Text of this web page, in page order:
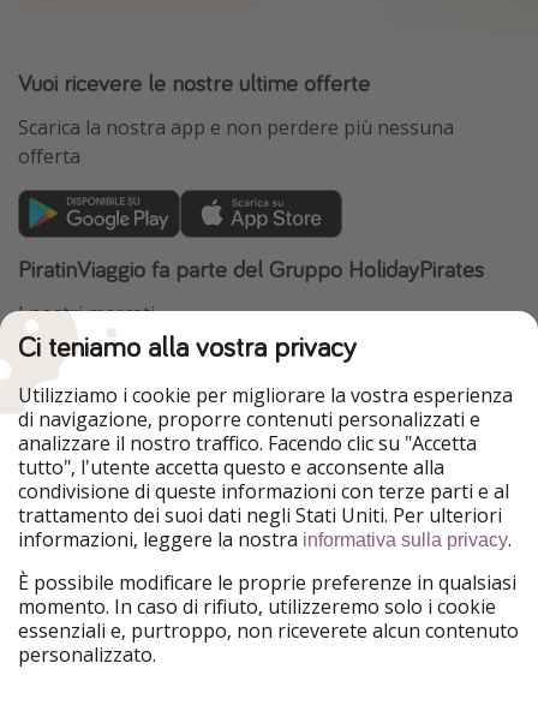
Vuoi ricevere le nostre ultime offerte
Scarica la nostra app e non perdere più nessuna
offerta
PiratinViaggio fa parte del Gruppo HolidayPirates
I nostri mercati
HolidayPirates
VakantiePiraten
WakacyjniPiraci
Ferienpiraten
Urlaubspiraten
Urlaubspiraten
ViajerosPiratas
TravelPirates
Il nostro gruppo
HolidayPirates Group
Conoscici meglio
Chi siamo
Lavora con noi
Informazioni legali
Termini d' Uso
Ci teniamo alla vostra privacy
Utilizziamo i cookie per migliorare la vostra esperienza
di navigazione, proporre contenuti personalizzati e
analizzare il nostro traffico. Facendo clic su "Accetta
tutto", l'utente accetta questo e acconsente alla
condivisione di queste informazioni con terze parti e al
trattamento dei suoi dati negli Stati Uniti. Per ulteriori
informazioni, leggere la nostra informativa sulla privacy.
È possibile modificare le proprie preferenze in qualsiasi
momento. In caso di rifiuto, utilizzeremo solo i cookie
essenziali e, purtroppo, non riceverete alcun contenuto
personalizzato.